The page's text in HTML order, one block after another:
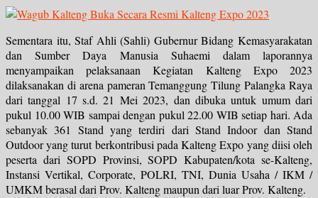
Sementara itu, Staf Ahli (Sahli) Gubernur Bidang Kemasyarakatan
dan Sumber Daya Manusia Suhaemi dalam laporannya
menyampaikan pelaksanaan Kegiatan Kalteng Expo 2023
dilaksanakan di arena pameran Temanggung Tilung Palangka Raya
dari tanggal 17 s.d. 21 Mei 2023, dan dibuka untuk umum dari
pukul 10.00 WIB sampai dengan pukul 22.00 WIB setiap hari. Ada
sebanyak 361 Stand yang terdiri dari Stand Indoor dan Stand
Outdoor yang turut berkontribusi pada Kalteng Expo yang diisi oleh
peserta dari SOPD Provinsi, SOPD Kabupaten/kota se-Kalteng,
Instansi Vertikal, Corporate, POLRI, TNI, Dunia Usaha / IKM /
UMKM berasal dari Prov. Kalteng maupun dari luar Prov. Kalteng.